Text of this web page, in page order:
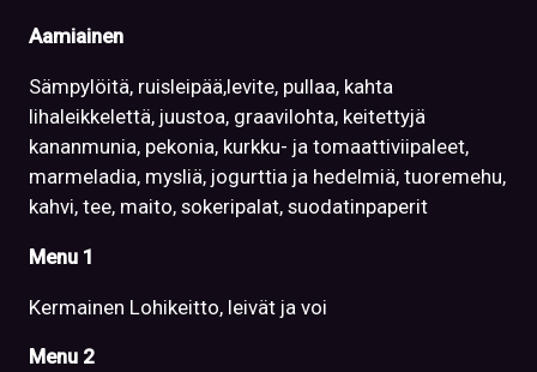
Aamiainen
Sämpylöitä, ruisleipää,levite, pullaa, kahta
lihaleikkelettä, juustoa, graavilohta, keitettyjä
kananmunia, pekonia, kurkku- ja tomaattiviipaleet,
marmeladia, mysliä, jogurttia ja hedelmiä, tuoremehu,
kahvi, tee, maito, sokeripalat, suodatinpaperit
Menu 1
Kermainen Lohikeitto, leivät ja voi
Menu 2